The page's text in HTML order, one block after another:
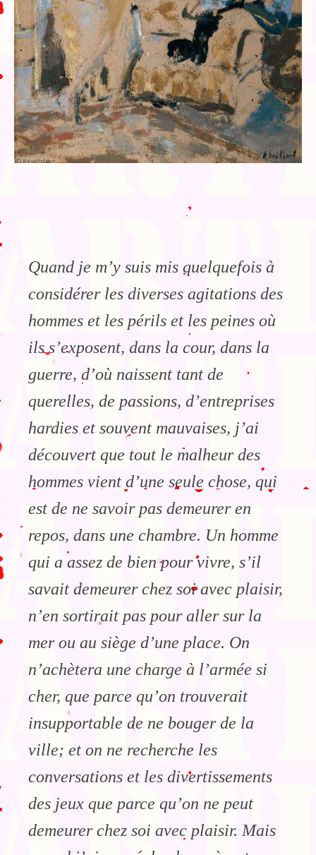
Quand je m’y suis mis quelquefois à
considérer les diverses agitations des
hommes et les périls et les peines où
ils s’exposent, dans la cour, dans la
guerre, d’où naissent tant de
querelles, de passions, d’entreprises
hardies et souvent mauvaises, j’ai
découvert que tout le malheur des
hommes vient d’une seule chose, qui
est de ne savoir pas demeurer en
repos, dans une chambre. Un homme
qui a assez de bien pour vivre, s’il
savait demeurer chez soi avec plaisir,
n’en sortirait pas pour aller sur la
mer ou au siège d’une place. On
n’achètera une charge à l’armée si
cher, que parce qu’on trouverait
insupportable de ne bouger de la
ville; et on ne recherche les
conversations et les divertissements
des jeux que parce qu’on ne peut
demeurer chez soi avec plaisir. Mais